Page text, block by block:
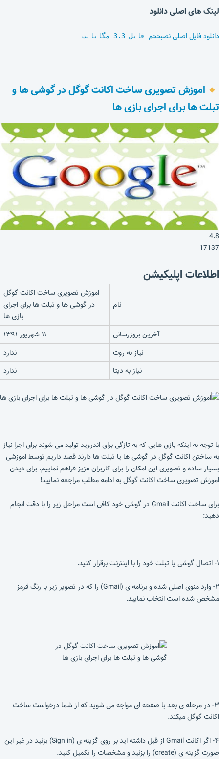
لینک های اصلی دانلود
دانلود فایل اصلی نصبحجم فایل 3.3 مگابایت
اموزش تصویری ساخت اکانت گوگل در گوشی ها و
تبلت ها برای اجرای بازی ها
4.8
17137
اطلاعات اپلیکیشن
نام
اموزش تصویری ساخت اکانت گوگل
در گوشی ها و تبلت ها برای اجرای
بازی ها
آخرین بروزرسانی
۱۱ شهریور ۱۳۹۱
نیاز به روت
ندارد
نیاز به دیتا
ندارد
با توجه به اینکه بازی هایی که به تازگی برای اندروید تولید می شوند برای اجرا نیاز
به ساختن اکانت گوگل در گوشی ها یا تبلت ها دارند قصد داریم توسط اموزشی
بسیار ساده و تصویری این امکان را برای کاربران عزیز فراهم نماییم. برای دیدن
اموزش تصویری ساخت اکانت گوگل به ادامه مطلب مراجعه نمایید!
برای ساخت اکانت Gmail در گوشی خود کافی است مراحل زیر را با دقت انجام
دهید:
۱- اتصال گوشی یا تبلت خود را با اینترنت برقرار کنید.
۲- وارد منوی اصلی شده و برنامه ی (Gmail) را که در تصویر زیر با رنگ قرمز
مشخص شده است انتخاب نمایید.
۳- در مرحله ی بعد با صفحه ای مواجه می شوید که از شما درخواست ساخت
اکانت گوگل میکند.
۴- اگر اکانت Gmail از قبل داشته اید بر روی گزینه ی (Sign in) بزنید در غیر این
صورت گزینه ی (create) را بزنید و مشخصات را تکمیل کنید.